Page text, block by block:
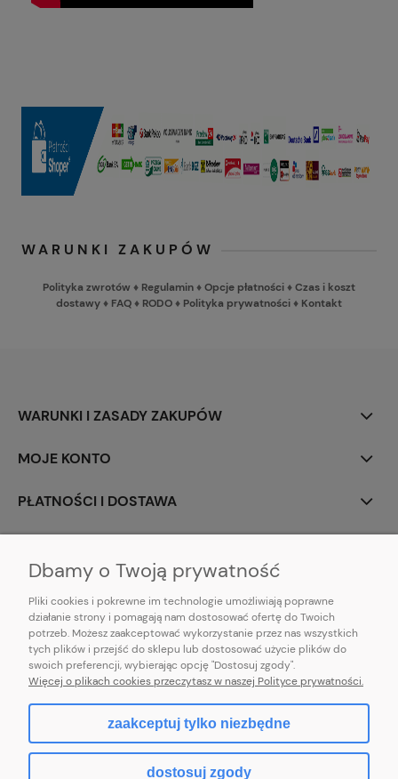
WARUNKI ZAKUPÓW
Polityka zwrotów ♦ Regulamin♦Opcje płatności♦Czas i koszt
dostawy♦ FAQ♦ RODO♦ Polityka prywatności♦ Kontakt
WARUNKI I ZASADY ZAKUPÓW
MOJE KONTO
PŁATNOŚCI I DOSTAWA
E-mail:pl101sukienek@gmail.com
101sukienek.pl
ul. Piotrkowska 317/11, Łódź 93-035, woj. łódzkie
pokaż pełną wersję strony
Dbamy o Twoją prywatność
Pliki cookies i pokrewne im technologie umożliwiają poprawne
działanie strony i pomagają nam dostosować ofertę do Twoich
potrzeb. Możesz zaakceptować wykorzystanie przez nas wszystkich
tych plików i przejść do sklepu lub dostosować użycie plików do
swoich preferencji, wybierając opcję "Dostosuj zgody".
Więcej o plikach cookies przeczytasz w naszej Polityce prywatności.
zaakceptuj tylko niezbędne
dostosuj zgody